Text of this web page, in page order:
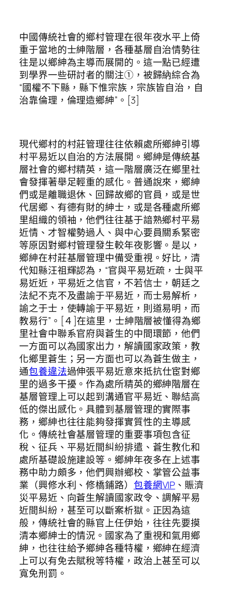
中國傳統社會的鄉村管理在很年夜水平上倚
重于當地的士紳階層，各種基層自治情勢往
往是以鄉紳為主導而展開的。這一點已經遭
到學界一些研討者的關注①，被歸納綜合為
“國權不下縣，縣下惟宗族，宗族皆自治，自
治靠倫理，倫理造鄉紳”。[3]
現代鄉村的村莊管理往往依賴處所鄉紳引導
村平易近以自治的方法展開。鄉紳是傳統基
層社會的鄉村精英，這一階層廣泛在鄉里社
會發揮著舉足輕重的感化。普通說來，鄉紳
們或是離職退休、回歸故鄉的官員，或是世
代居鄉、有德有財的紳士，或是各種處所鄉
里組織的領袖，他們往往基于諳熟鄉村平易
近情、才智權勢過人、與中心要員關系緊密
等原因對鄉村管理發生較年夜影響。是以，
鄉紳在村莊基層管理中備受重視。好比，清
代知縣汪祖輝認為，“官與平易近疏，士與平
易近近，平易近之信官，不若信士，朝廷之
法紀不克不及盡諭于平易近，而士易解析，
諭之于士，使轉諭于平易近，則道易明，而
教易行”。[４]在這里，士紳階層被懂得為鄉
里社會中聯系官府與蒼生的中間環節，他們
一方面可以為國家出力，解讀國家政策，教
化鄉里蒼生；另一方面也可以為蒼生做主，
通包養違法過伸張平易近意來抵抗仕宦對鄉
里的過多干擾。作為處所精英的鄉紳階層在
基層管理上可以起到溝通官平易近、聯結高
低的傑出感化。具體到基層管理的實際事
務，鄉紳也往往能夠發揮實質性的主導感
化。傳統社會基層管理的重要事項包含征
稅、征兵、平易近間糾紛排遣、蒼生教化和
處所基礎設施建設等。鄉紳年夜多在上述事
務中助力頗多，他們興辦鄉校、掌管公益事
業（興修水利、修橋鋪路） 包養網VIP 、賑濟
災平易近、向蒼生解讀國家政令、調解平易
近間糾紛，甚至可以斷案析獄。正因為這
般，傳統社會的縣官上任伊始，往往先要摸
清本鄉紳士的情況。國家為了重視和氣用鄉
紳，也往往給予鄉紳各種特權，鄉紳在經濟
上可以有免去賦稅等特權，政治上甚至可以
寬免刑罰。